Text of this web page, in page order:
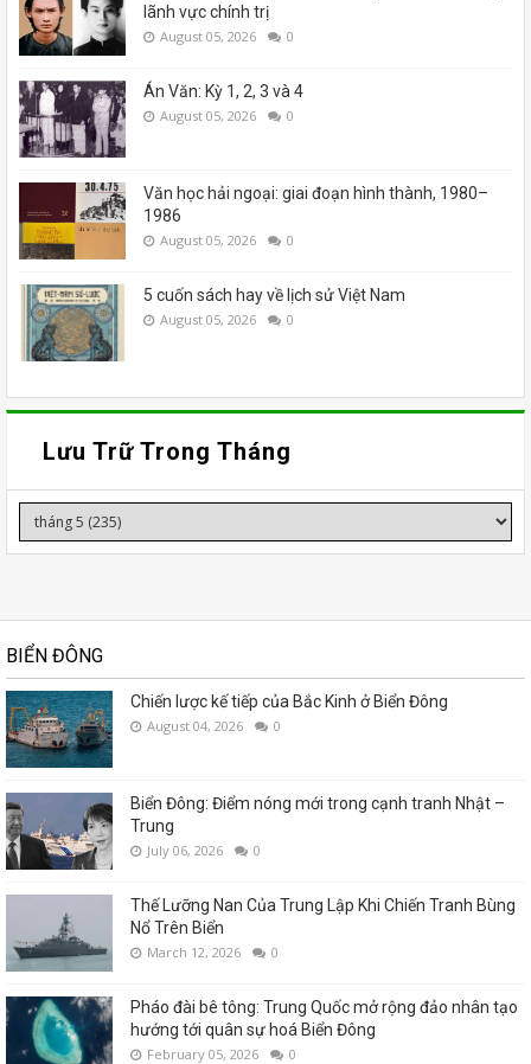
lãnh vực chính trị
August 05, 2026 0
Án Văn: Kỳ 1, 2, 3 và 4
August 05, 2026 0
Văn học hải ngoại: giai đoạn hình thành, 1980–
1986
August 05, 2026 0
5 cuốn sách hay về lịch sử Việt Nam
August 05, 2026 0
Lưu Trữ Trong Tháng
BIỂN ĐÔNG
Chiến lược kế tiếp của Bắc Kinh ở Biển Đông
August 04, 2026 0
Biển Đông: Điểm nóng mới trong cạnh tranh Nhật –
Trung
July 06, 2026 0
Thế Lưỡng Nan Của Trung Lập Khi Chiến Tranh Bùng
Nổ Trên Biển
March 12, 2026 0
Pháo đài bê tông: Trung Quốc mở rộng đảo nhân tạo
hướng tới quân sự hoá Biển Đông
February 05, 2026 0